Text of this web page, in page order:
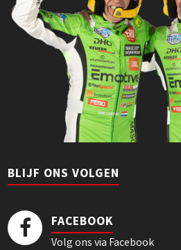
BLIJF ONS VOLGEN
FACEBOOK
Volg ons via Facebook